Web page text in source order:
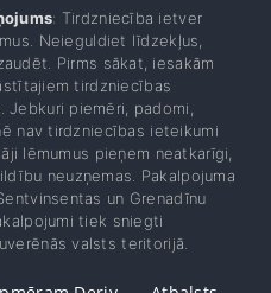
: Tirdzniecība ietver
Neieguldiet līdzekļus,
Pirms sākat, iesakām
tirdzniecības
Jebkuri piemēri, padomi,
nav tirdzniecības ieteikumi
lēmumus pieņem neatkarīgi,
neuzņemas. Pakalpojuma
un Grenadīnu
tiek sniegti
valsts teritorijā.